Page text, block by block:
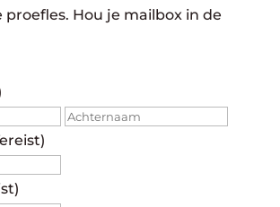
proefles. Hou je mailbox in de
Voornaam